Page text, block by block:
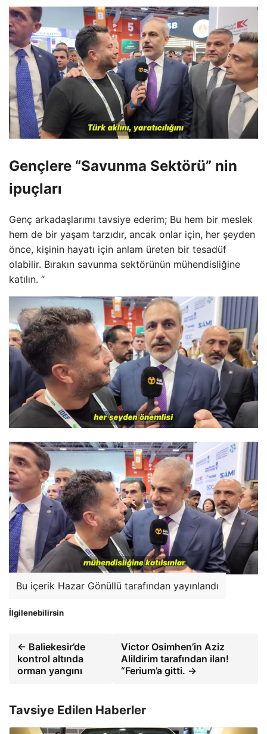
Gençlere “Savunma Sektörü” nin
ipuçları
Genç arkadaşlarımı tavsiye ederim; Bu hem bir meslek
hem de bir yaşam tarzıdır, ancak onlar için, her şeyden
önce, kişinin hayatı için anlam üreten bir tesadüf
olabilir. Bırakın savunma sektörünün mühendisliğine
katılın. “
Bu içerik Hazar Gönüllü tarafından yayınlandı
İlgilenebilirsin
← Baliekesir’de
kontrol altında
orman yangını
Victor Osimhen’in Aziz
Alildirim tarafından ilan!
“Ferium’a gitti. →
Tavsiye Edilen Haberler